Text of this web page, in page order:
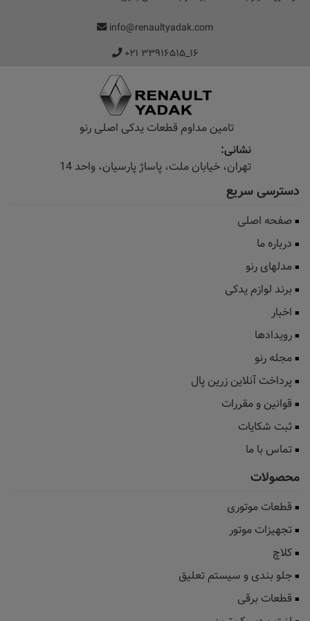
info@renaultyadak.com
۰۲۱ ۳۳۹۱۶۵۱۵_۱۶
تامین مداوم قطعات یدکی اصلی رنو
نشانی:
تهران، خیابان‌ ملت، پاساژ‌ پارسیان، واحد 14
دسترسی سریع
صفحه اصلی
درباره ما
مدلهای رنو
برند لوازم یدکی
اخبار
رویدادها
مجله رنو
پرداخت آنلاین زرین پال
قوانین و مقررات
ثبت شکایات
تماس با ما
محصولات
قطعات موتوری
تجهیزات موتور
کلاچ
جلو بندی و سیستم تعلیق
قطعات برقی